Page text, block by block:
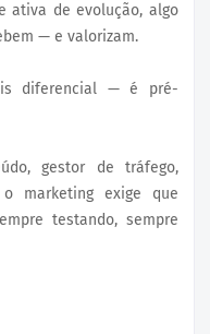
ativa de evolução, algo
— e valorizam.
diferencial — é pré-
gestor de tráfego,
marketing exige que
testando, sempre